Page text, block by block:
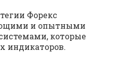
Форекс
и опытными
которые
индикаторов.